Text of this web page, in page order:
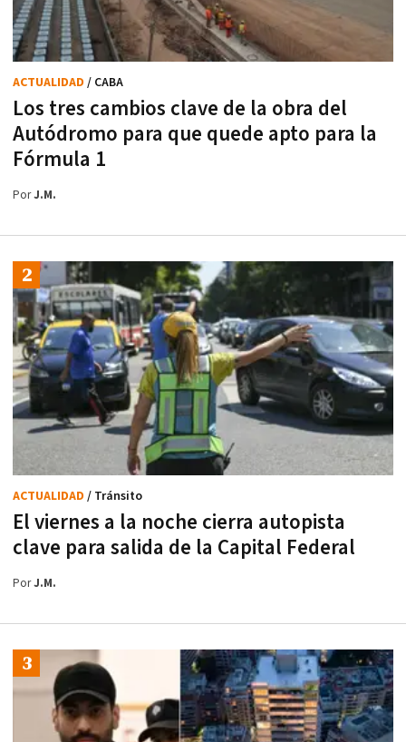
Los tres cambios clave de la obra del
Autódromo para que quede apto para la
Fórmula 1
ACTUALIDAD / CABA
PorJ.M.
El viernes a la noche cierra autopista
clave para salida de la Capital Federal
ACTUALIDAD / Tránsito
PorJ.M.